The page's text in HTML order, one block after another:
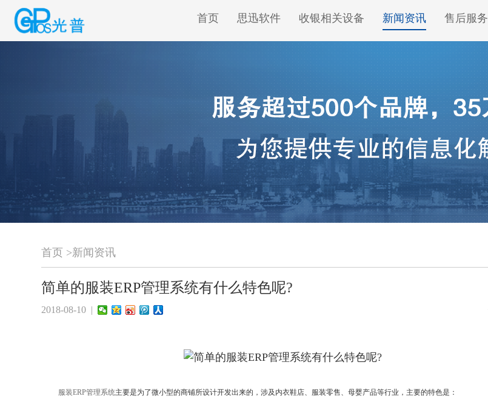
首页 思迅软件 收银相关设备 新闻资讯 售后服务
首页 >新闻资讯
简单的服装ERP管理系统有什么特色呢?
2018-08-10 |
服装ERP管理系统主要是为了微小型的商铺所设计开发出来的，涉及内衣鞋店、服装零售、母婴产品等行业，主要的特色是：